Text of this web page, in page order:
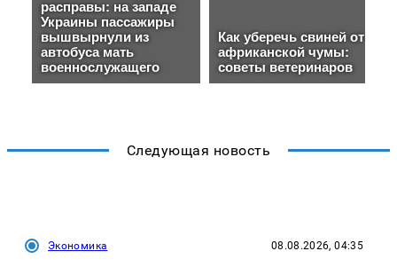
Следующая новость
Экономика 08.08.2026, 04:35